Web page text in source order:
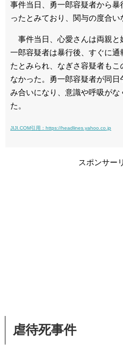
事件当日、勇一郎容疑者から
ったとみており、関与の度合い
事件当日、心愛さんは両親と
一郎容疑者は暴行後、すぐに
たとみられ、なぎさ容疑者も
なかった。勇一郎容疑者が同
み合いになり、意識や呼吸がな
た。
JIJI.COM引用：https://headlines.yahoo.co.jp
スポンサー
虐待死事件